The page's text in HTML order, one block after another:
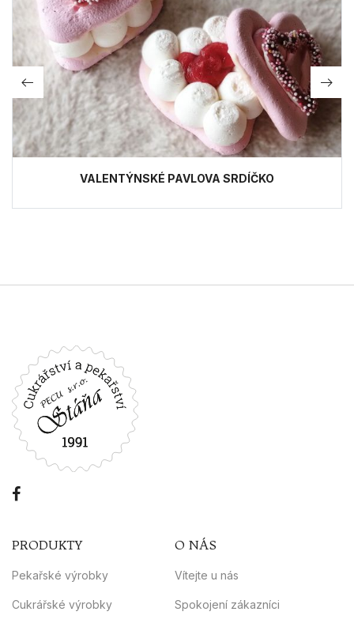
VALENTÝNSKÉ PAVLOVA SRDÍČKO
PRODUKTY
Pekařské výrobky
Cukrářské výrobky
O NÁS
Vítejte u nás
Spokojení zákazníci